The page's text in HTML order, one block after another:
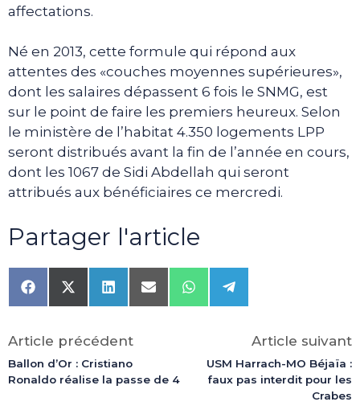
affectations.
Né en 2013, cette formule qui répond aux
attentes des «couches moyennes supérieures»,
dont les salaires dépassent 6 fois le SNMG, est
sur le point de faire les premiers heureux. Selon
le ministère de l’habitat 4.350 logements LPP
seront distribués avant la fin de l’année en cours,
dont les 1067 de Sidi Abdellah qui seront
attribués aux bénéficiaires ce mercredi.
Partager l'article
Share
on
Share
on
(Twitter)
Share
on
Share
on
Share
on
Share
on
Article précédent
Ballon d’Or : Cristiano
Ronaldo réalise la passe de 4
Article suivant
USM Harrach-MO Béjaïa :
faux pas interdit pour les
Crabes